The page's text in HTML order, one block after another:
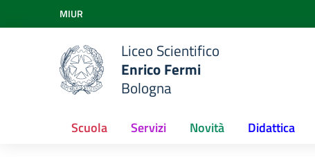
Vai ai contenuti
Vai al menu di navigazione
Vai al footer
MIUR
Liceo Scientifico
Enrico Fermi
Bologna
Scuola Servizi Novità Didattica